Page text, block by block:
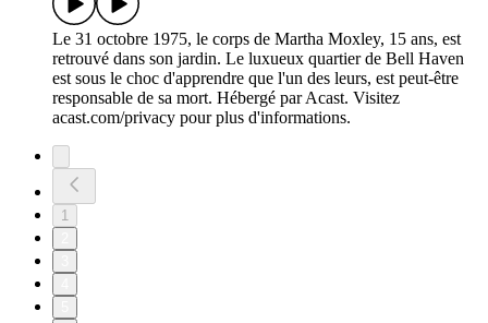
Le 31 octobre 1975, le corps de Martha Moxley, 15 ans, est
retrouvé dans son jardin. Le luxueux quartier de Bell Haven
est sous le choc d'apprendre que l'un des leurs, est peut-être
responsable de sa mort. Hébergé par Acast. Visitez
acast.com/privacy pour plus d'informations.
1